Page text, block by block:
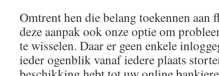
Omtrent hen die belang toekennen
deze aanpak ook onze optie om
te wisselen. Daar er geen enkele
ieder ogenblik vanaf iedere plaats